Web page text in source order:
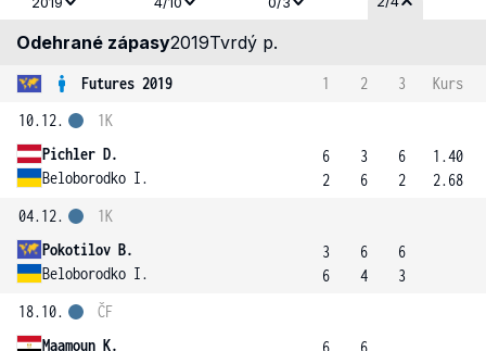
Odehrané zápasy2019Tvrdý p.
Futures 2019 1 2 3
Kurs
10.12.
Pichler D.
Beloborodko I.
1K
6
2
3
6
6
2
1.40
2.68
04.12.
Pokotilov B.
Beloborodko I.
1K
3
6
6
4
6
3
18.10.
Maamoun K.
ČF
6
6